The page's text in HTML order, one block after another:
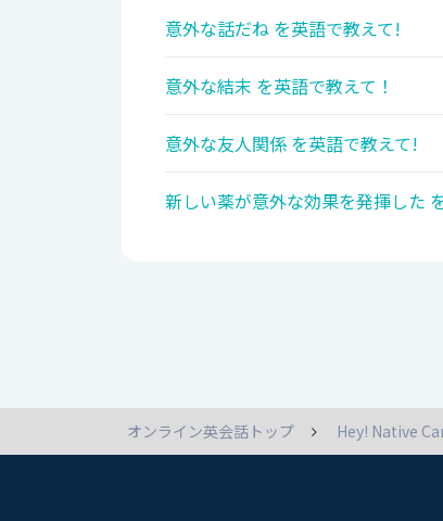
意外な話だね を英語で教えて!
意外な結末 を英語で教えて！
意外な友人関係 を英語で教えて!
新しい薬が意外な効果を発揮した
オンライン英会話トップ Hey! Native